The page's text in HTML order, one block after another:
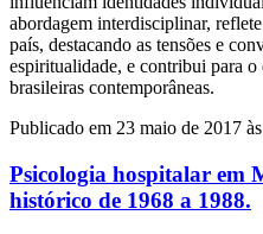
abordagem interdisciplinar,
país, destacando as tensões e
espiritualidade, e contribui para o
brasileiras contemporâneas.
Publicado em 23 maio de 2017
Psicologia hospitalar em
histórico de 1968 a 1988.